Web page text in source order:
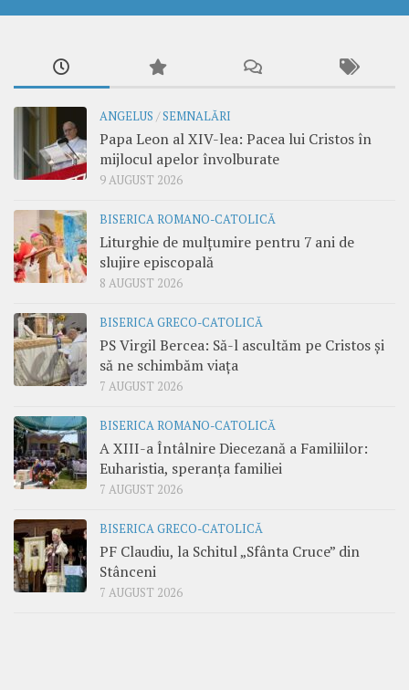
ANGELUS /SEMNALĂRI
Papa Leon al XIV-lea: Pacea lui Cristos în
mijlocul apelor învolburate
9 AUGUST 2026
BISERICA ROMANO-CATOLICĂ
Liturghie de mulțumire pentru 7 ani de
slujire episcopală
8 AUGUST 2026
BISERICA GRECO-CATOLICĂ
PS Virgil Bercea: Să-l ascultăm pe Cristos și
să ne schimbăm viața
7 AUGUST 2026
BISERICA ROMANO-CATOLICĂ
A XIII-a Întâlnire Diecezană a Familiilor:
Euharistia, speranța familiei
7 AUGUST 2026
BISERICA GRECO-CATOLICĂ
PF Claudiu, la Schitul „Sfânta Cruce” din
Stânceni
7 AUGUST 2026